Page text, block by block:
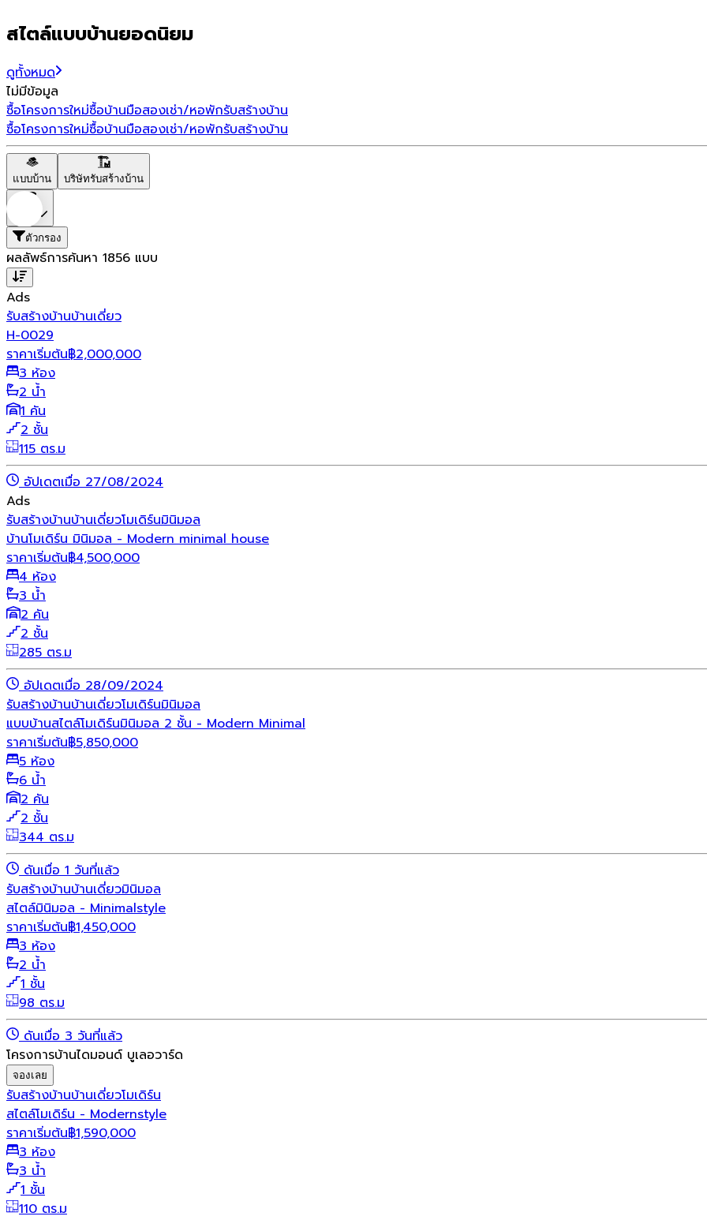
สไตล์แบบบ้านยอดนิยม
ดูทั้งหมด
ไม่มีข้อมูล
ซื้อโครงการใหม่ซื้อบ้านมือสองเช่า/หอพักรับสร้างบ้าน
ซื้อโครงการใหม่ซื้อบ้านมือสองเช่า/หอพักรับสร้างบ้าน
แบบบ้าน บริษัทรับสร้างบ้าน
ตัวกรอง
ผลลัพธ์การค้นหา 1856 แบบ
Ads
รับสร้างบ้านบ้านเดี่ยว
H-0029
ราคาเริ่มต้น฿2,000,000
3 ห้อง
2 น้ำ
1 คัน
2 ชั้น
115 ตร.ม
อัปเดตเมื่อ 27/08/2024
Ads
รับสร้างบ้านบ้านเดี่ยวโมเดิร์นมินิมอล
บ้านโมเดิร์น มินิมอล - Modern minimal house
ราคาเริ่มต้น฿4,500,000
4 ห้อง
3 น้ำ
2 คัน
2 ชั้น
285 ตร.ม
อัปเดตเมื่อ 28/09/2024
รับสร้างบ้านบ้านเดี่ยวโมเดิร์นมินิมอล
แบบบ้านสไตล์โมเดิร์นมินิมอล 2 ชั้น - Modern Minimal
ราคาเริ่มต้น฿5,850,000
5 ห้อง
6 น้ำ
2 คัน
2 ชั้น
344 ตร.ม
ดันเมื่อ 1 วันที่แล้ว
รับสร้างบ้านบ้านเดี่ยวมินิมอล
สไตล์มินิมอล - Minimalstyle
ราคาเริ่มต้น฿1,450,000
3 ห้อง
2 น้ำ
1 ชั้น
98 ตร.ม
ดันเมื่อ 3 วันที่แล้ว
โครงการบ้านไดมอนด์ บูเลอวาร์ด
จองเลย
รับสร้างบ้านบ้านเดี่ยวโมเดิร์น
สไตล์โมเดิร์น - Modernstyle
ราคาเริ่มต้น฿1,590,000
3 ห้อง
3 น้ำ
1 ชั้น
110 ตร.ม